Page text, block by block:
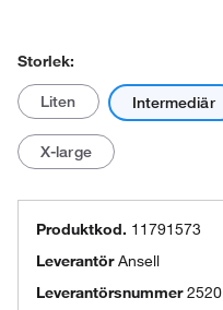
Storlek:
Liten Intermediär
X-large
Produktkod. 11791573
LeverantörAnsell
Leverantörsnummer